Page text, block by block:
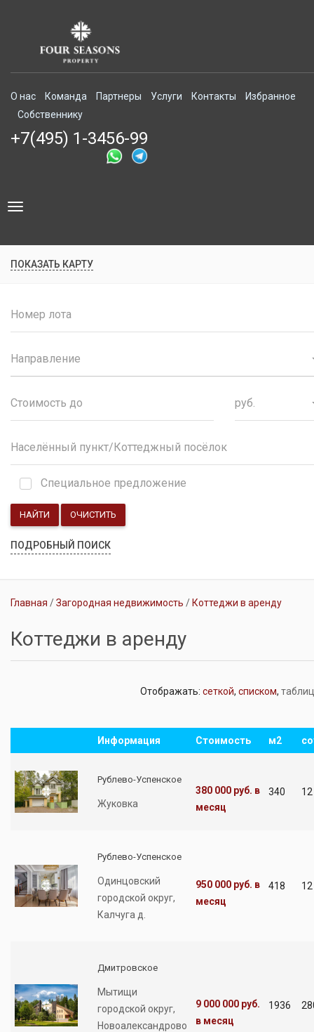
О нас Команда Партнеры Услуги Контакты
Избранное
Собственнику
+7(495) 1-3456-99
Toggle
ПОКАЗАТЬ КАРТУ
Направление
руб.
Специальное предложение
НАЙТИ ОЧИСТИТЬ
ПОДРОБНЫЙ ПОИСК
Главная Загородная недвижимость Коттеджи в аренду
Коттеджи в аренду
Отображать: сеткой, списком,
Информация Стоимость м2
Рублево-Успенское
Жуковка
380 000 руб. в
месяц
340 12
Рублево-Успенское
Одинцовский
городской округ,
Калчуга д.
950 000 руб. в
месяц
418 12
Дмитровское
Мытищи
городской округ,
Новоалександрово
9 000 000 руб.
в месяц
1936